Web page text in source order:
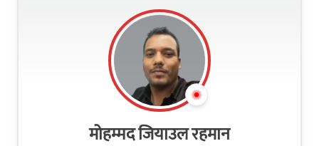
मोहम्मद जियाउल रहमान